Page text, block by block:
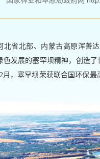
北省北部、内蒙古高原浑善
色发展的塞罕坝精神，创造
月，塞罕坝荣获联合国环保